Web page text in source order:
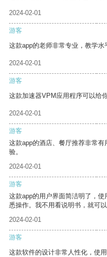
2024-02-01
游客
这款app的老师非常专业，教学水
2024-02-01
游客
这款加速器VPM应用程序可以给
2024-02-01
游客
这款app的酒店、餐厅推荐非常
验。
2024-02-01
游客
这款app的用户界面简洁明了，
悉操作。我不用看说明书，就可以
2024-02-01
游客
这款软件的设计非常人性化，使用